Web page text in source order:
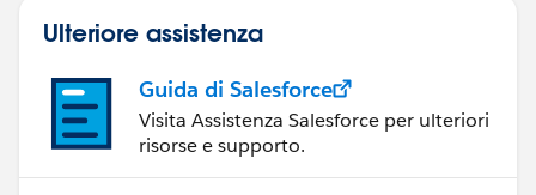
Ulteriore assistenza
Guida di Salesforce
Visita Assistenza Salesforce per ulteriori
risorse e supporto.